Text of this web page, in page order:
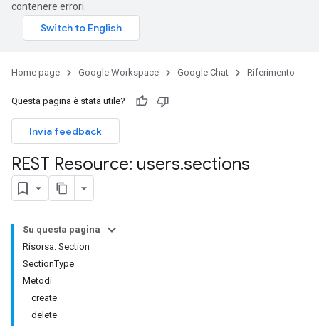
contenere errori.
Home page Google Workspace Google Chat Riferimento
Questa pagina è stata utile?
Invia feedback
REST Resource: users.sections
Su questa pagina
Risorsa: Section
SectionType
Metodi
create
delete